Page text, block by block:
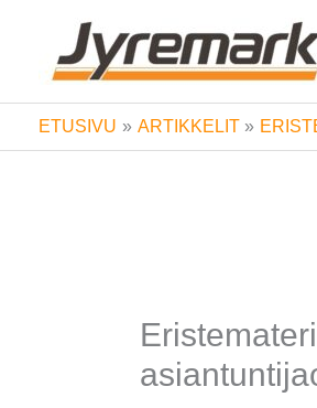
ETUSIVU ARTIKKELIT